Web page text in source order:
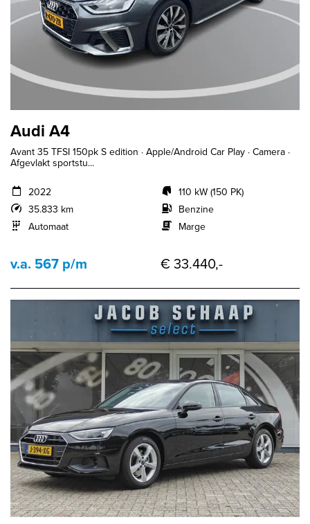
Audi A4
Avant 35 TFSI 150pk S edition · Apple/Android Car Play · Camera ·
Afgevlakt sportstu...
2022
35.833 km
Automaat
110 kW (150 PK)
Benzine
Marge
v.a. 567 p/m € 33.440,-